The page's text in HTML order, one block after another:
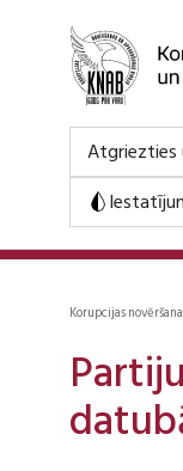
Atgriezties
Korupcijas